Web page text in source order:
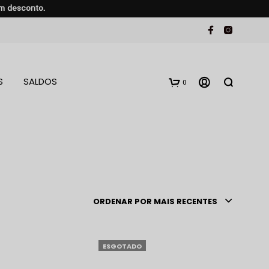
desconto.
SALDOS 0
ORDENAR POR MAIS RECENTES
ESGOTADO